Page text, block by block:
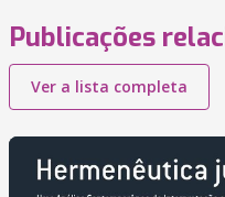
Publicações
Ver a lista completa